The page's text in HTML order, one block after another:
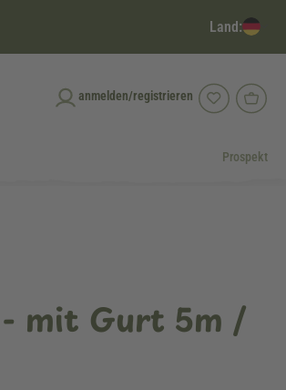
Land:
anmelden/registrieren
Prospekt
- mit Gurt 5m /